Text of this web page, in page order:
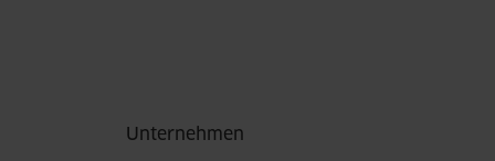
Unternehmen